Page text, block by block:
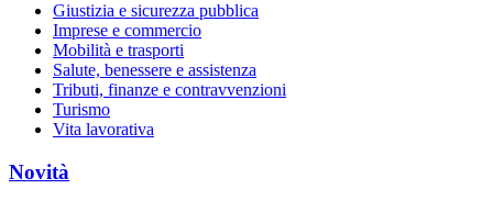
Giustizia e sicurezza pubblica
Imprese e commercio
Mobilità e trasporti
Salute, benessere e assistenza
Tributi, finanze e contravvenzioni
Turismo
Vita lavorativa
Novità